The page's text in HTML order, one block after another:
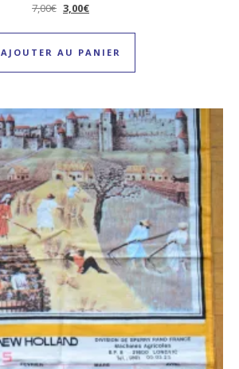
7,00€ Le prix initial était : 7,00€.
3,00€Le prix actuel est : 3,00€.
AJOUTER AU PANIER